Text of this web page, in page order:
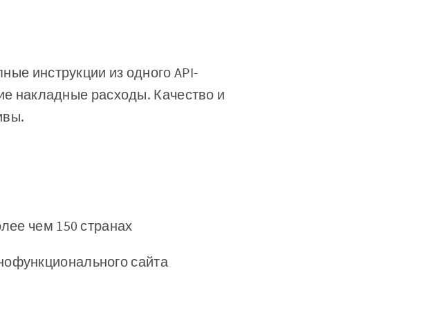
инструкции из одного API-
накладные расходы. Качество и
чем 150 странах
сайта